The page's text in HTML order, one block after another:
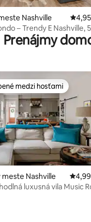
z 5, počet
Nashville
– Trendy E Nashville,
mesta
Prenájmy
medzi hosťami
medzi hosťami
meste Nashville
luxusná vila Music